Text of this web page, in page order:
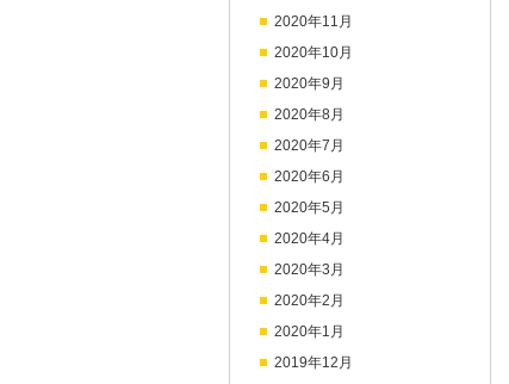
2020年11月
2020年10月
2020年9月
2020年8月
2020年7月
2020年6月
2020年5月
2020年4月
2020年3月
2020年2月
2020年1月
2019年12月